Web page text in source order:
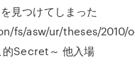
見つけてしまった
fs/asw/ur/theses/2010/
Secret～ 他入場